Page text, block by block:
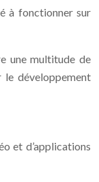
à fonctionner sur
une multitude de
le développement
et d’applications